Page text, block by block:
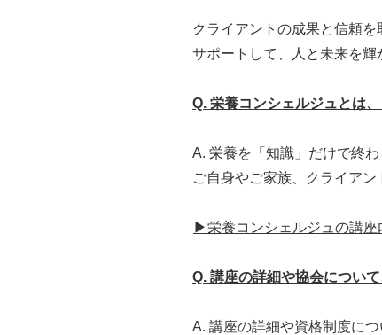
クライアントの成果と信頼
サポートして、人と未来を
Q. 栄養コンシェルジュとは
A. 栄養を「知識」だけで終
ご自身やご家族、クライア
▶栄養コンシェルジュの講座
Q. 講座の詳細や協会につい
A. 講座の詳細や資格制度に